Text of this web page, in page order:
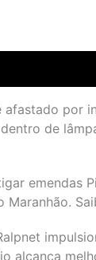
afastado por
de
emendas
Maranhão.
alcança